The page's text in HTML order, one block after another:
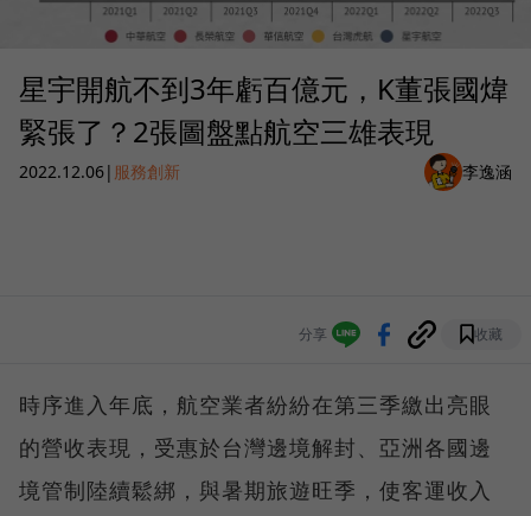
星宇開航不到3年虧百億元，K董張國煒
緊張了？2張圖盤點航空三雄表現
2022.12.06| 服務創新 李逸涵
分享 收藏
時序進入年底，航空業者紛紛在第三季繳出亮眼
的營收表現，受惠於台灣邊境解封、亞洲各國邊
境管制陸續鬆綁，與暑期旅遊旺季，使客運收入